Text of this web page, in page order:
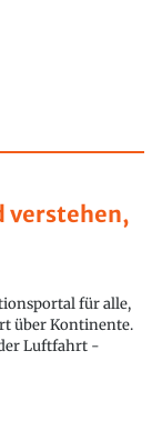
verstehen,
für alle,
über Kontinente.
Luftfahrt -